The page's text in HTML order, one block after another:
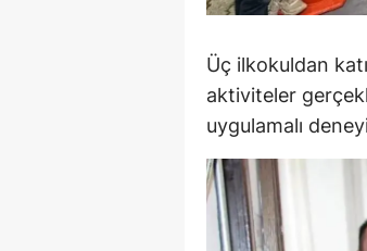
Üç ilkokuldan
aktiviteler
uygulamalı